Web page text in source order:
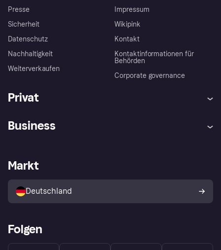
Presse
Sicherheit
Datenschutz
Nachhaltigkeit
Weiterverkaufen
Impressum
Wikipink
Kontakt
Kontaktinformationen für
Behörden
Corporate governance
Privat
Klarna App
Shops entdecken
Käuferschutzrichtlinie
Dein Widerrufsrecht
Business
Händlerportal
Markt
Deutschland
Folgen